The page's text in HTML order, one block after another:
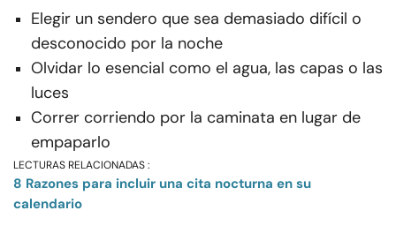
Elegir un sendero que sea demasiado difícil o
desconocido por la noche
Olvidar lo esencial como el agua, las capas o las
luces
Correr corriendo por la caminata en lugar de
empaparlo
LECTURAS RELACIONADAS :
8 Razones para incluir una cita nocturna en su
calendario